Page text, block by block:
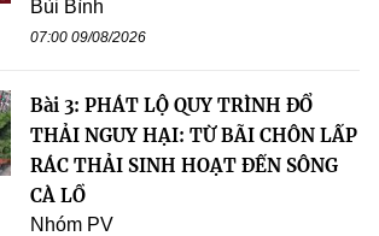
Bùi Bình
07:00 09/08/2026
Bài 3: PHÁT LỘ QUY TRÌNH ĐỔ
THẢI NGUY HẠI: TỪ BÃI CHÔN LẤP
RÁC THẢI SINH HOẠT ĐẾN SÔNG
CÀ LỒ
Nhóm PV